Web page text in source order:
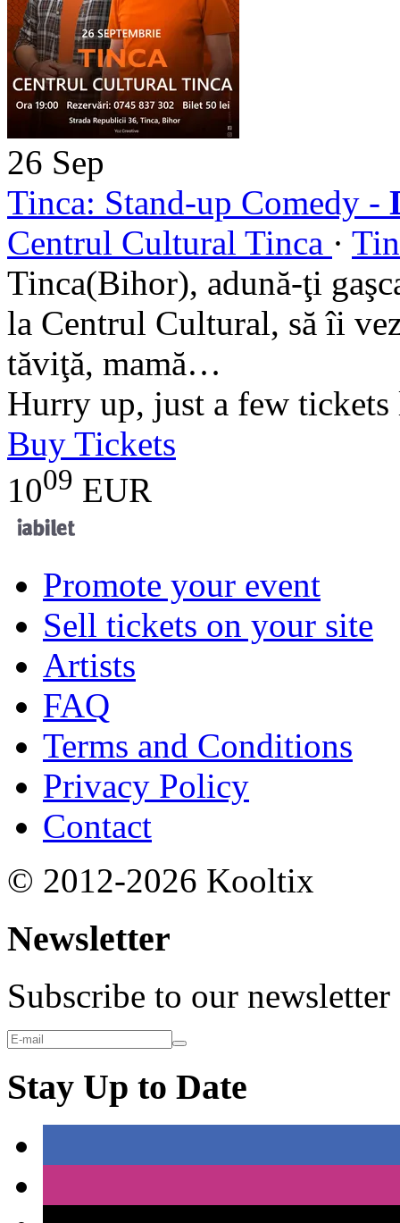
26 Sep
Tinca: Stand-up Comedy -
Centrul Cultural Tinca ·
Tinca(Bihor), adună-ţi
la Centrul Cultural, să îi
tăviţă, mamă…
Hurry up, just a few
Buy Tickets
1009 EUR
Promote your event
Sell tickets on your site
Artists
FAQ
Terms and Conditions
Privacy Policy
Contact
© 2012-2026 Kooltix
Newsletter
Subscribe to our newsletter
Stay Up to Date